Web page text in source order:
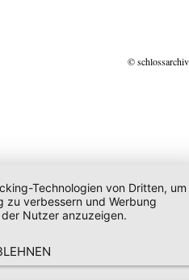
©
Technologien von Dritten, um
zu verbessern und Werbung
Nutzer anzuzeigen.